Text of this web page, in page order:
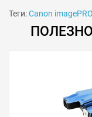
Теги:Canon